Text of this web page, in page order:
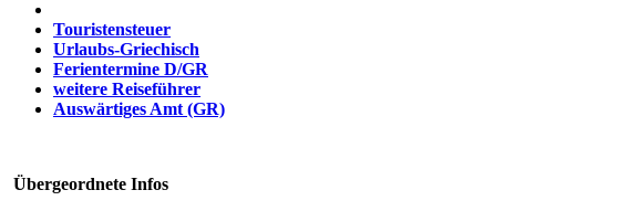
Touristensteuer
Urlaubs-Griechisch
Ferientermine D/GR
weitere Reiseführer
Auswärtiges Amt (GR)
Übergeordnete Infos